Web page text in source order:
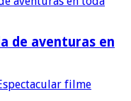
de aventuras en